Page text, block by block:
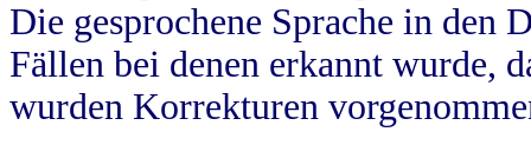
Die gesprochene Sprache in
Fällen bei denen erkannt wurde,
wurden Korrekturen